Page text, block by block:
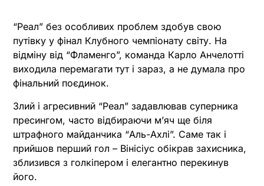
“Реал” без особливих проблем здобув свою
путівку у фінал Клубного чемпіонату світу. На
відміну від “Фламенго”, команда Карло Анчелотті
виходила перемагати тут і зараз, а не думала про
фінальний поєдинок.
Злий і агресивний “Реал” задавлював суперника
пресингом, часто відбираючи м’яч ще біля
штрафного майданчика “Аль-Ахлі”. Саме так і
прийшов перший гол – Вінісіус обікрав захисника,
зблизився з голкіпером і елегантно перекинув
його.